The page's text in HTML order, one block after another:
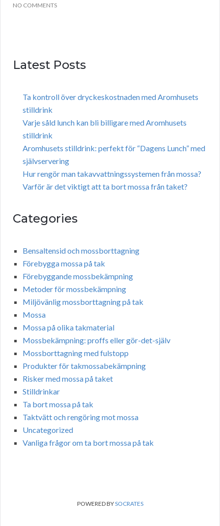
NO COMMENTS
Latest Posts
Ta kontroll över dryckeskostnaden med Aromhusets
stilldrink
Varje såld lunch kan bli billigare med Aromhusets
stilldrink
Aromhusets stilldrink: perfekt för “Dagens Lunch” med
självservering
Hur rengör man takavvattningssystemen från mossa?
Varför är det viktigt att ta bort mossa från taket?
Categories
Bensaltensid och mossborttagning
Förebygga mossa på tak
Förebyggande mossbekämpning
Metoder för mossbekämpning
Miljövänlig mossborttagning på tak
Mossa
Mossa på olika takmaterial
Mossbekämpning: proffs eller gör-det-själv
Mossborttagning med fulstopp
Produkter för takmossabekämpning
Risker med mossa på taket
Stilldrinkar
Ta bort mossa på tak
Taktvätt och rengöring mot mossa
Uncategorized
Vanliga frågor om ta bort mossa på tak
POWERED BYSOCRATES